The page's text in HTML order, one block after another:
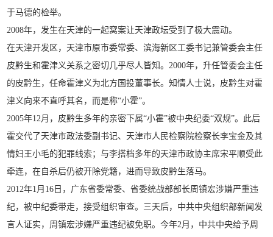
于马德的检举。
2008年，发生在天津的一起窝案让天津政坛受到了极大震动。
在天津开发区，天津市原市委常委、滨海新区工委书记兼管委会主任
皮黔生和霍津义关系之密切几乎尽人皆知。2000年，升任管委会主任
的皮黔生，任命霍津义为北方国投董事长。知情人士说，皮黔生对霍
津义向来不直呼其名，而是称“小霍”。
2005年12月，皮黔生多年的亲密下属“小霍”被中央纪委“双规”。此后
霍交代了天津市政法委副书记、天津市人民检察院检察长李宝金及其
情妇王小毛的犯罪线索；与李搭档多年的天津市政协主席宋平顺受此
牵连，在自杀后仍被开除党籍，进而导致皮黔生落马。
2012年1月16日，广东省委常委、省委统战部部长周镇宏涉嫌严重违
纪，被中纪委带走，接受组织审查。三天后，中共中央组织部新闻发
言人证实，周镇宏涉嫌严重违纪被免职。今年2月，中共中央给予周